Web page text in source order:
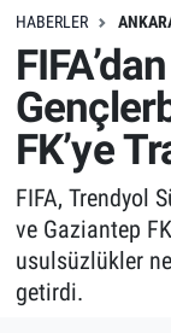
HABERLER
FK’ye
FIFA, Trendyol
ve Gaziantep
usulsüzlükler
getirdi.